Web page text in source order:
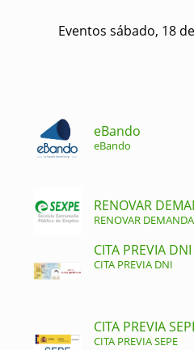
Eventos sábado, 18
eBando
eBando
RENOVAR
RENOVAR DEMANDA
CITA PREVIA DNI
CITA PREVIA DNI
CITA PREVIA
CITA PREVIA SEPE